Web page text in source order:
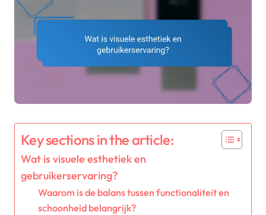
Key sections in the article:
Wat is visuele esthetiek en
gebruikerservaring?
Waarom is de balans tussen functionaliteit en
schoonheid belangrijk?